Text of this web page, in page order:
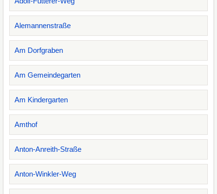
Alemannenstraße
Am Dorfgraben
Am Gemeindegarten
Am Kindergarten
Amthof
Anton-Anreith-Straße
Anton-Winkler-Weg